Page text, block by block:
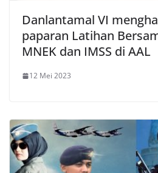
Danlantamal VI
paparan Latihan
MNEK dan IMSS di AAL
12 Mei 2023